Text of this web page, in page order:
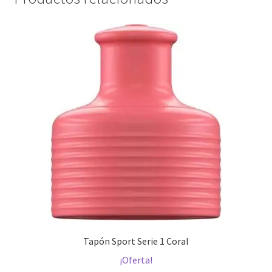
Tapón Sport Serie 1 Coral
¡Oferta!